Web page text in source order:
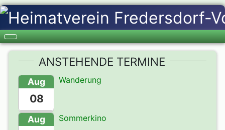
ANSTEHENDE TERMINE
Aug
08
Wanderung
Aug Sommerkino